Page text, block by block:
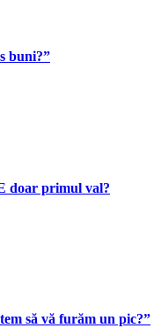
buni?”
doar primul val?
să vă furăm un pic?”